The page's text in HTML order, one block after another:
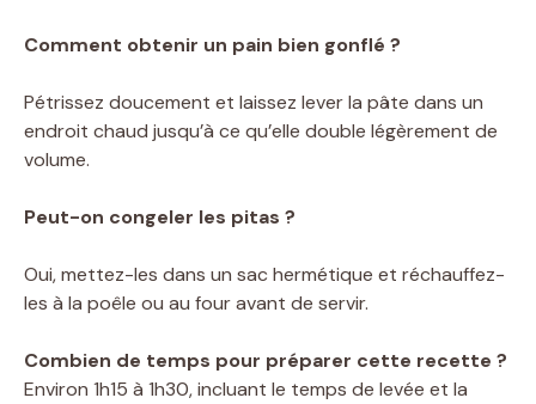
Comment obtenir un pain bien gonflé ?
Pétrissez doucement et laissez lever la pâte dans un
endroit chaud jusqu’à ce qu’elle double légèrement de
volume.
Peut-on congeler les pitas ?
Oui, mettez-les dans un sac hermétique et réchauffez-
les à la poêle ou au four avant de servir.
Combien de temps pour préparer cette recette ?
Environ 1h15 à 1h30, incluant le temps de levée et la